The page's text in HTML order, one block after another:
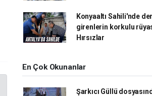
Konyaaltı Sahili'nde
girenlerin korkulu
Hırsızlar
En Çok Okunanlar
Şarkıcı Güllü